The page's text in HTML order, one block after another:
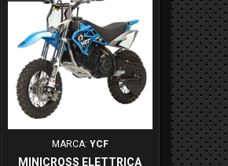
MARCA: YCF
MINICROSS ELETTRICA